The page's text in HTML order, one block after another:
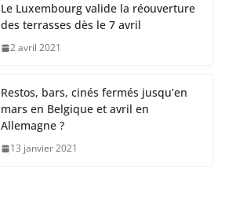
Le Luxembourg valide la réouverture
des terrasses dès le 7 avril
2 avril 2021
Restos, bars, cinés fermés jusqu’en
mars en Belgique et avril en
Allemagne ?
13 janvier 2021